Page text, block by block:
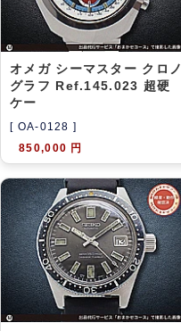
オメガ シーマスター クロノ
グラフ Ref.145.023 超硬
ケー
[ OA-0128 ]
850,000 円